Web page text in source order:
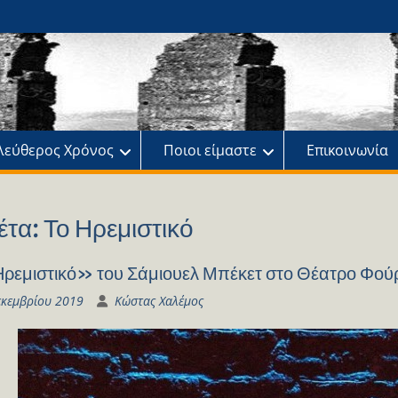
Χρόνος Ποιοι είμαστε Επικοινωνία
Το Ηρεμιστικό
του Σάμιουελ Μπέκετ στο Θέατρο
2019 Κώστας Χαλέμος